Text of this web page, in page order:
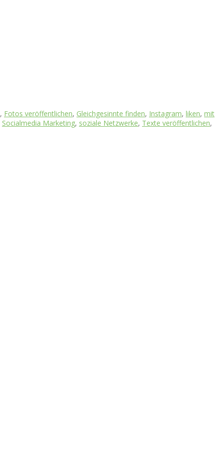
, Fotos veröffentlichen, Gleichgesinnte finden, Instagram, liken, mit
Socialmedia Marketing, soziale Netzwerke, Texte veröffentlichen,